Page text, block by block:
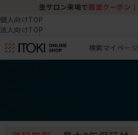
坐サロン来場で 限定クーポン
個人向けTOP
法人向けTOP
検索マイページ